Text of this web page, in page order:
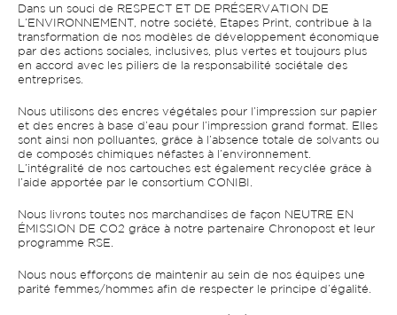
Dans un souci de RESPECT ET DE PRÉSERVATION DE
L’ENVIRONNEMENT, notre société, Etapes Print, contribue à la
transformation de nos modèles de développement économique
par des actions sociales, inclusives, plus vertes et toujours plus
en accord avec les piliers de la responsabilité sociétale des
entreprises.
Nous utilisons des encres végétales pour l’impression sur papier
et des encres à base d’eau pour l’impression grand format. Elles
sont ainsi non polluantes, grâce à l’absence totale de solvants ou
de composés chimiques néfastes à l’environnement.
L’intégralité de nos cartouches est également recyclée grâce à
l’aide apportée par le consortium CONIBI.
Nous livrons toutes nos marchandises de façon NEUTRE EN
ÉMISSION DE CO2 grâce à notre partenaire Chronopost et leur
programme RSE.
Nous nous efforçons de maintenir au sein de nos équipes une
parité femmes/hommes afin de respecter le principe d’égalité.